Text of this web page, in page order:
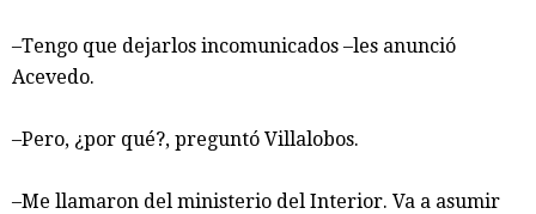
–Tengo que dejarlos incomunicados –les anunció
Acevedo.
–Pero, ¿por qué?, preguntó Villalobos.
–Me llamaron del ministerio del Interior. Va a asumir